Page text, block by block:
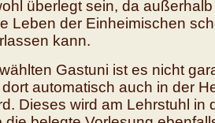
überlegt sein, da
Leben der Einheimischen
kann.
Gastuni ist es nicht
automatisch auch in der
Dieses wird am Lehrstuhl in